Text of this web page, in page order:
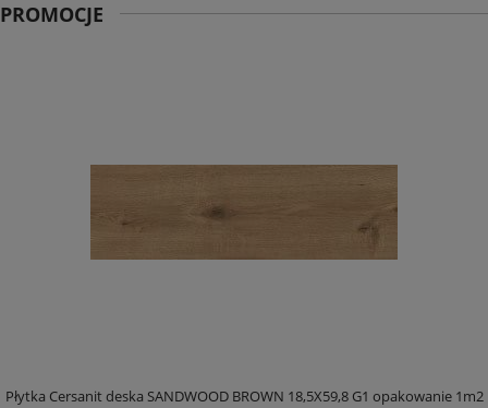
PROMOCJE
Płytka Cersanit deska SANDWOOD BROWN 18,5X59,8 G1 opakowanie 1m2